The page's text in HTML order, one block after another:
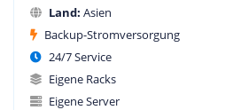
Land: Asien
Backup-Stromversorgung
24/7 Service
Eigene Racks
Eigene Server